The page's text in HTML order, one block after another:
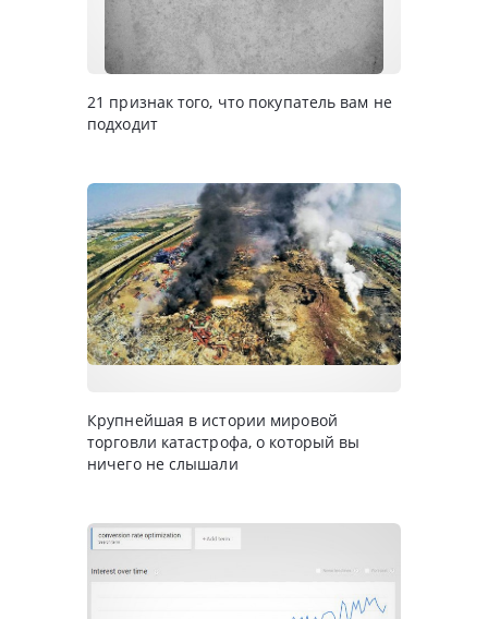
21 признак того, что покупатель вам не
подходит
Крупнейшая в истории мировой
торговли катастрофа, о который вы
ничего не слышали